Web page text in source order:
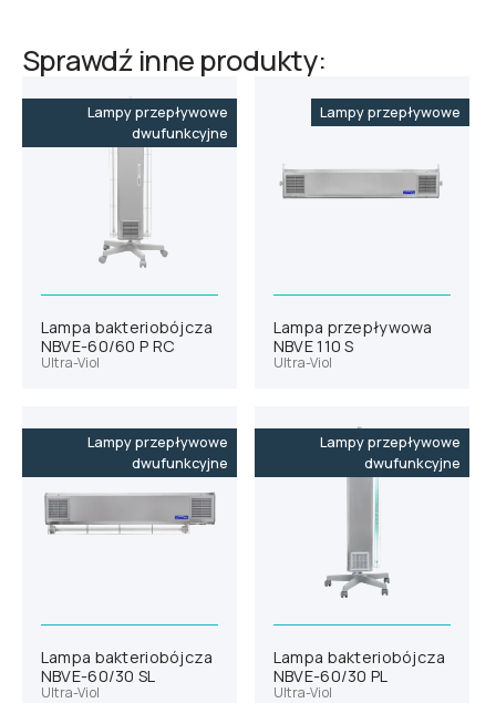
Sprawdź inne produkty:
Lampy przepływowe
dwufunkcyjne
Lampa bakteriobójcza
NBVE-60/60 P RC
Ultra-Viol
Lampy przepływowe
Lampa przepływowa
NBVE 110 S
Ultra-Viol
Lampy przepływowe
dwufunkcyjne
Lampa bakteriobójcza
NBVE-60/30 SL
Ultra-Viol
Lampy przepływowe
dwufunkcyjne
Lampa bakteriobójcza
NBVE-60/30 PL
Ultra-Viol